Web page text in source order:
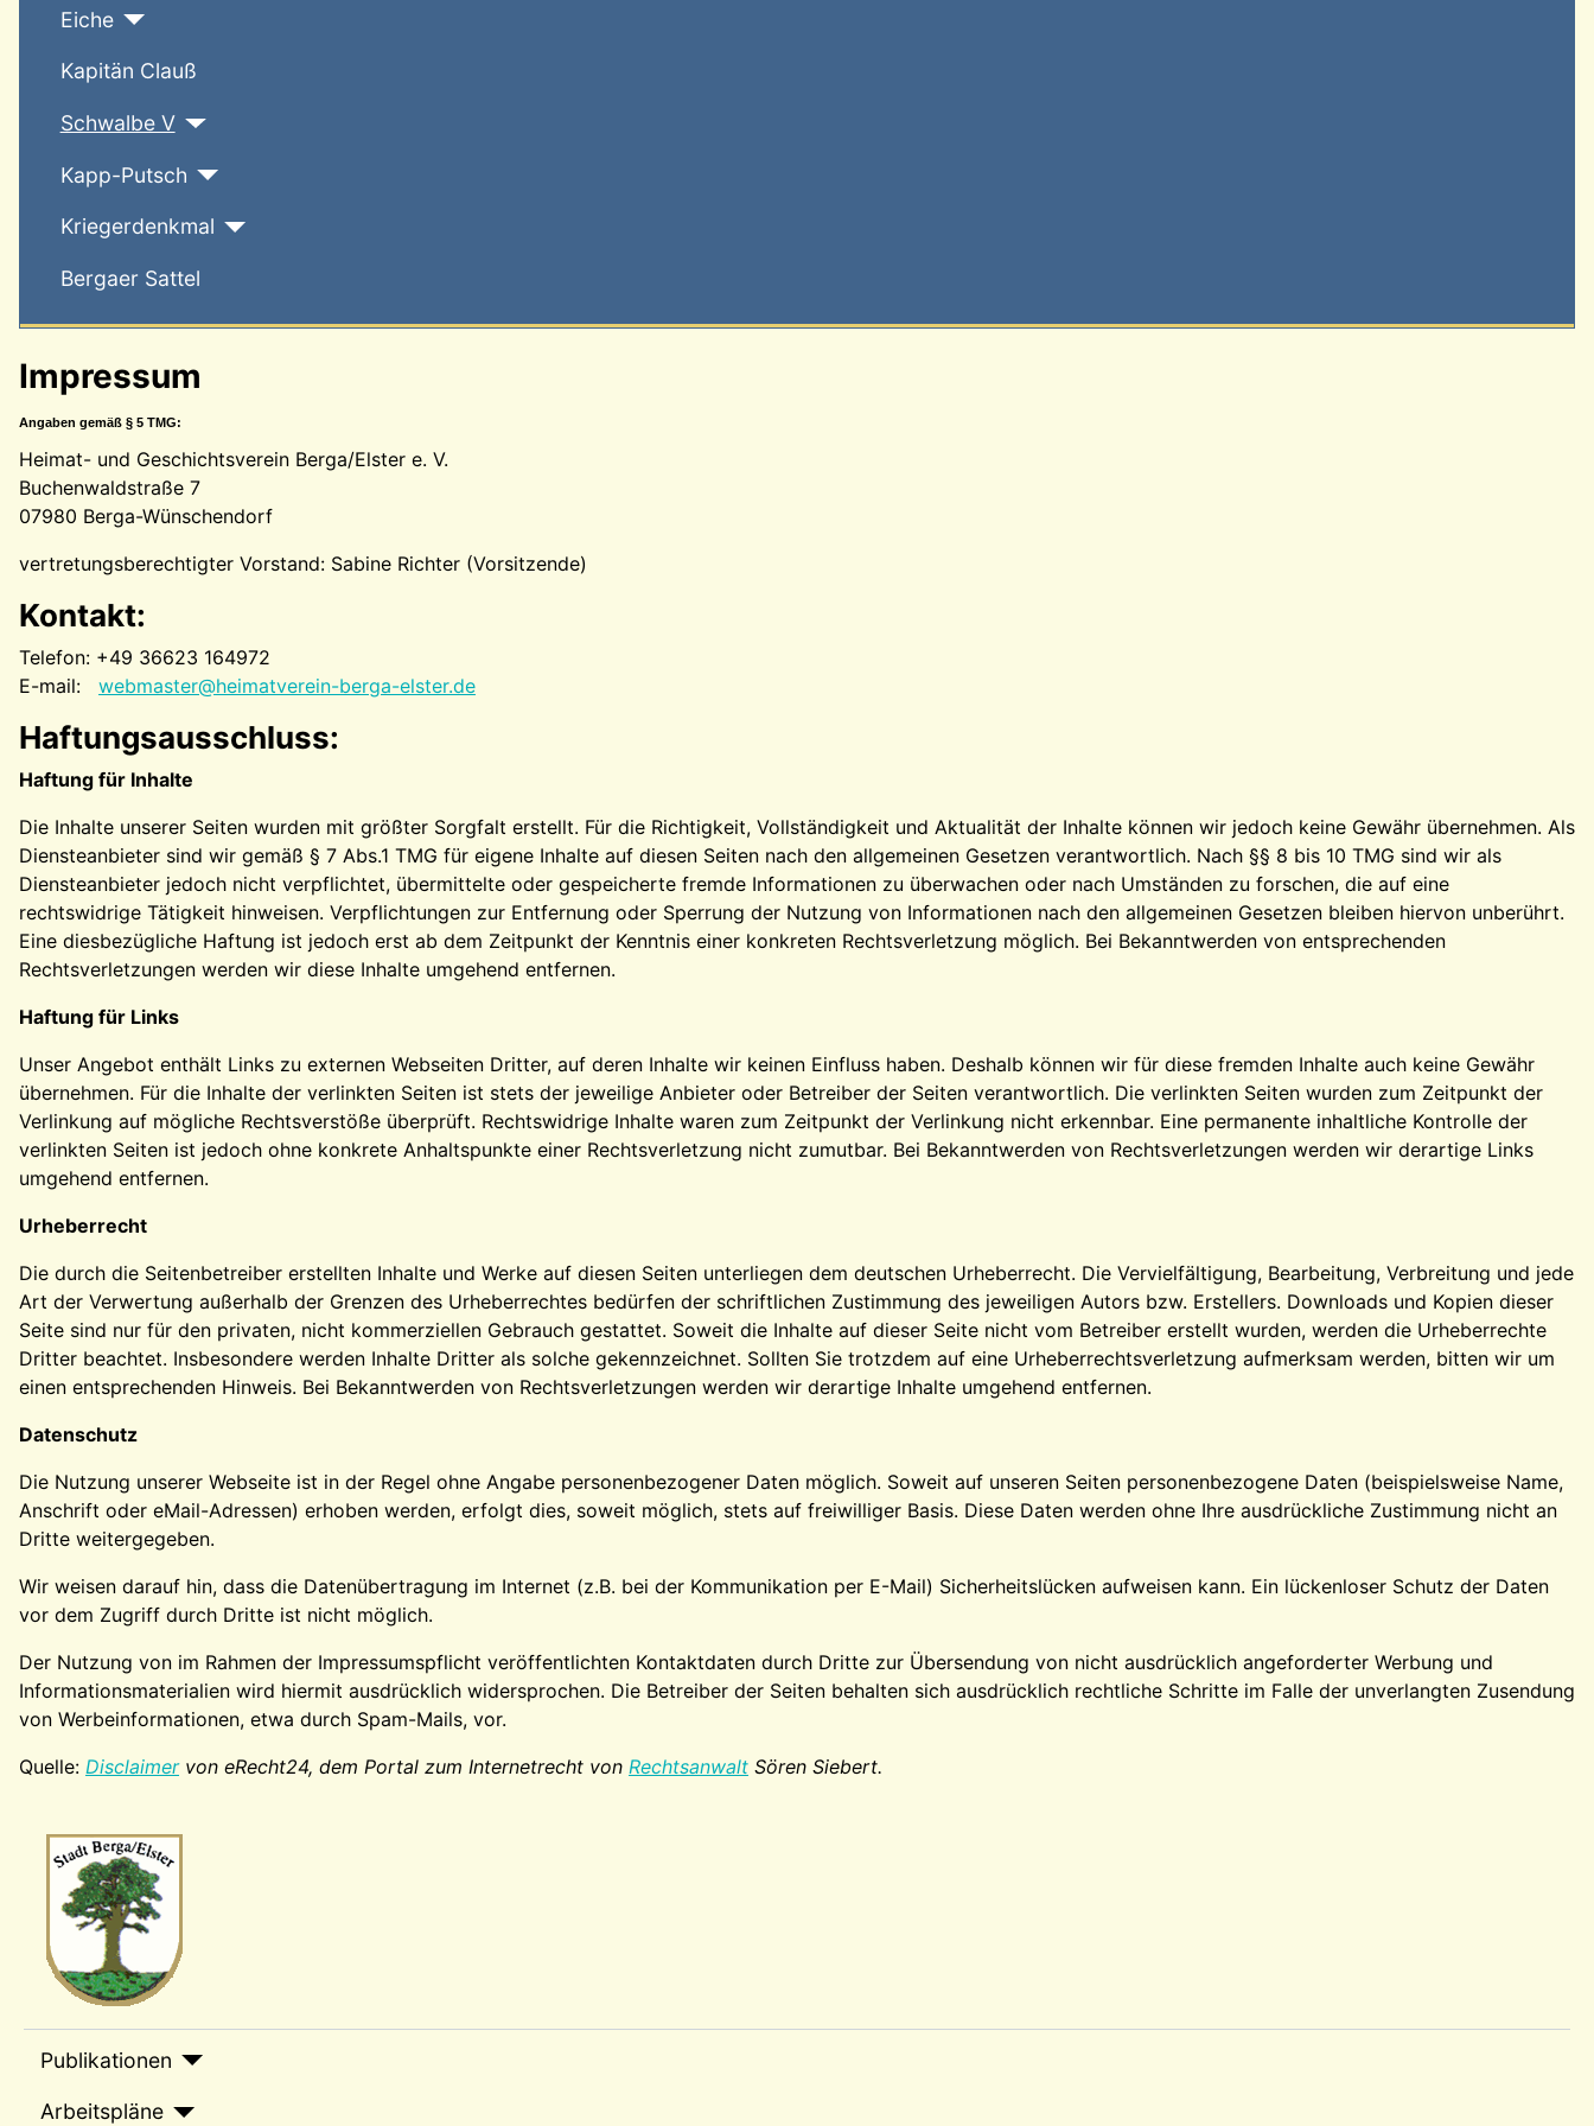
Eiche
Kapitän Clauß
Schwalbe V
Kapp-Putsch
Kriegerdenkmal
Bergaer Sattel
Publikationen
Arbeitspläne
Impressum
Angaben gemäß § 5 TMG:
Heimat- und Geschichtsverein Berga/Elster e. V.
Buchenwaldstraße 7
07980 Berga-Wünschendorf
vertretungsberechtigter Vorstand: Sabine Richter (Vorsitzende)
Kontakt:
Telefon: +49 36623 164972
E-mail: webmaster@heimatverein-berga-elster.de
Haftungsausschluss:
Haftung für Inhalte
Die Inhalte unserer Seiten wurden mit größter Sorgfalt erstellt. Für die Richtigkeit, Vollständigkeit und Aktualität der Inhalte können wir jedoch keine Gewähr übernehmen. Als
Diensteanbieter sind wir gemäß § 7 Abs.1 TMG für eigene Inhalte auf diesen Seiten nach den allgemeinen Gesetzen verantwortlich. Nach §§ 8 bis 10 TMG sind wir als
Diensteanbieter jedoch nicht verpflichtet, übermittelte oder gespeicherte fremde Informationen zu überwachen oder nach Umständen zu forschen, die auf eine
rechtswidrige Tätigkeit hinweisen. Verpflichtungen zur Entfernung oder Sperrung der Nutzung von Informationen nach den allgemeinen Gesetzen bleiben hiervon unberührt.
Eine diesbezügliche Haftung ist jedoch erst ab dem Zeitpunkt der Kenntnis einer konkreten Rechtsverletzung möglich. Bei Bekanntwerden von entsprechenden
Rechtsverletzungen werden wir diese Inhalte umgehend entfernen.
Haftung für Links
Unser Angebot enthält Links zu externen Webseiten Dritter, auf deren Inhalte wir keinen Einfluss haben. Deshalb können wir für diese fremden Inhalte auch keine Gewähr
übernehmen. Für die Inhalte der verlinkten Seiten ist stets der jeweilige Anbieter oder Betreiber der Seiten verantwortlich. Die verlinkten Seiten wurden zum Zeitpunkt der
Verlinkung auf mögliche Rechtsverstöße überprüft. Rechtswidrige Inhalte waren zum Zeitpunkt der Verlinkung nicht erkennbar. Eine permanente inhaltliche Kontrolle der
verlinkten Seiten ist jedoch ohne konkrete Anhaltspunkte einer Rechtsverletzung nicht zumutbar. Bei Bekanntwerden von Rechtsverletzungen werden wir derartige Links
umgehend entfernen.
Urheberrecht
Die durch die Seitenbetreiber erstellten Inhalte und Werke auf diesen Seiten unterliegen dem deutschen Urheberrecht. Die Vervielfältigung, Bearbeitung, Verbreitung und jede
Art der Verwertung außerhalb der Grenzen des Urheberrechtes bedürfen der schriftlichen Zustimmung des jeweiligen Autors bzw. Erstellers. Downloads und Kopien dieser
Seite sind nur für den privaten, nicht kommerziellen Gebrauch gestattet. Soweit die Inhalte auf dieser Seite nicht vom Betreiber erstellt wurden, werden die Urheberrechte
Dritter beachtet. Insbesondere werden Inhalte Dritter als solche gekennzeichnet. Sollten Sie trotzdem auf eine Urheberrechtsverletzung aufmerksam werden, bitten wir um
einen entsprechenden Hinweis. Bei Bekanntwerden von Rechtsverletzungen werden wir derartige Inhalte umgehend entfernen.
Datenschutz
Die Nutzung unserer Webseite ist in der Regel ohne Angabe personenbezogener Daten möglich. Soweit auf unseren Seiten personenbezogene Daten (beispielsweise Name,
Anschrift oder eMail-Adressen) erhoben werden, erfolgt dies, soweit möglich, stets auf freiwilliger Basis. Diese Daten werden ohne Ihre ausdrückliche Zustimmung nicht an
Dritte weitergegeben.
Wir weisen darauf hin, dass die Datenübertragung im Internet (z.B. bei der Kommunikation per E-Mail) Sicherheitslücken aufweisen kann. Ein lückenloser Schutz der Daten
vor dem Zugriff durch Dritte ist nicht möglich.
Der Nutzung von im Rahmen der Impressumspflicht veröffentlichten Kontaktdaten durch Dritte zur Übersendung von nicht ausdrücklich angeforderter Werbung und
Informationsmaterialien wird hiermit ausdrücklich widersprochen. Die Betreiber der Seiten behalten sich ausdrücklich rechtliche Schritte im Falle der unverlangten Zusendung
von Werbeinformationen, etwa durch Spam-Mails, vor.
Quelle: Disclaimervon eRecht24, dem Portal zum Internetrecht von Rechtsanwalt Sören Siebert.